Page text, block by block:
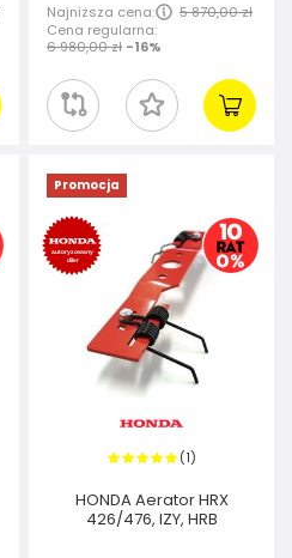
Najniższa cena:
5 870,00 zł
Cena regularna:
6 980,00 zł -16%
Promocja
(1)
HONDA Aerator HRX
426/476, IZY, HRB